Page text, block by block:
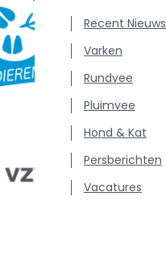
Recent Nieuws
Varken
Rundvee
Pluimvee
Hond & Kat
Persberichten
Vacatures